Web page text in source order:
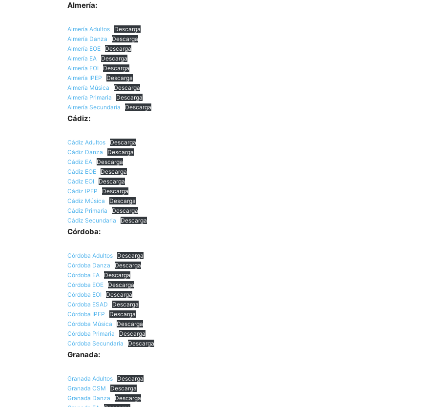
Almería:
Almería Adultos
Descarga
Almería Danza
Descarga
Almería EOE
Descarga
Almería EA
Descarga
Almería EOI
Descarga
Almería IPEP
Descarga
Almería Música
Descarga
Almería Primaria
Descarga
Almería Secundaria
Descarga
Cádiz:
Cádiz Adultos
Descarga
Cádiz Danza
Descarga
Cádiz EA
Descarga
Cádiz EOE
Descarga
Cádiz EOI
Descarga
Cádiz IPEP
Descarga
Cádiz Música
Descarga
Cádiz Primaria
Descarga
Cádiz Secundaria
Descarga
Córdoba:
Córdoba Adultos
Descarga
Córdoba Danza
Descarga
Córdoba EA
Descarga
Córdoba EOE
Descarga
Córdoba EOI
Descarga
Córdoba ESAD
Descarga
Córdoba IPEP
Descarga
Córdoba Música
Descarga
Córdoba Primaria
Descarga
Córdoba Secundaria
Descarga
Granada:
Granada Adultos
Descarga
Granada CSM
Descarga
Granada Danza
Descarga